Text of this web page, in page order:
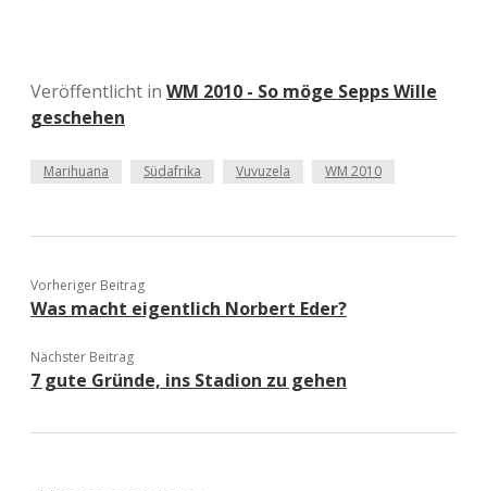
Veröffentlicht in WM 2010 - So möge Sepps Wille
geschehen
Marihuana Südafrika Vuvuzela WM 2010
Vorheriger Beitrag
Was macht eigentlich Norbert Eder?
Nächster Beitrag
7 gute Gründe, ins Stadion zu gehen